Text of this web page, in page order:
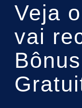
Veja
vai